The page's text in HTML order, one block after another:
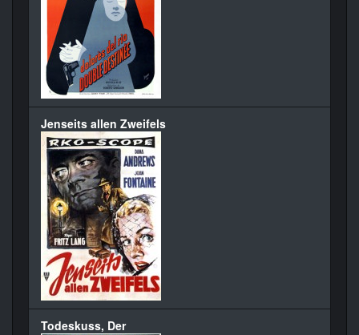
Jenseits allen Zweifels
Todeskuss, Der